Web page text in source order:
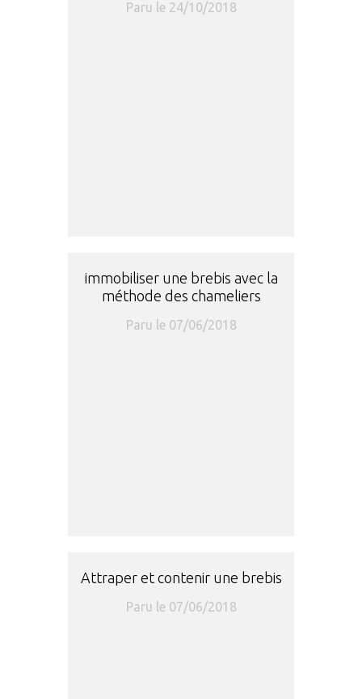
Paru le 24/10/2018
immobiliser une brebis avec la
méthode des chameliers
Paru le 07/06/2018
Attraper et contenir une brebis
Paru le 07/06/2018